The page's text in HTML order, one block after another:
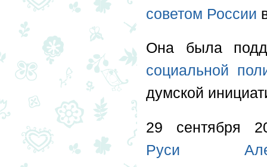
советом России
Она была
социальной
думской
29 сентября
Руси